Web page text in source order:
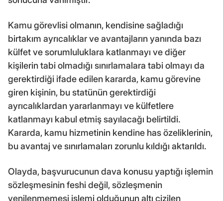
Kamu görevlisi olmanın, kendisine sağladığı
birtakım ayrıcalıklar ve avantajların yanında bazı
külfet ve sorumluluklara katlanmayı ve diğer
kişilerin tabi olmadığı sınırlamalara tabi olmayı da
gerektirdiği ifade edilen kararda, kamu görevine
giren kişinin, bu statünün gerektirdiği
ayrıcalıklardan yararlanmayı ve külfetlere
katlanmayı kabul etmiş sayılacağı belirtildi.
Kararda, kamu hizmetinin kendine has özeliklerinin,
bu avantaj ve sınırlamaları zorunlu kıldığı aktarıldı.
Olayda, başvurucunun dava konusu yaptığı işlemin
sözleşmesinin feshi değil, sözleşmenin
yenilenmemesi işlemi olduğunun altı çizilen